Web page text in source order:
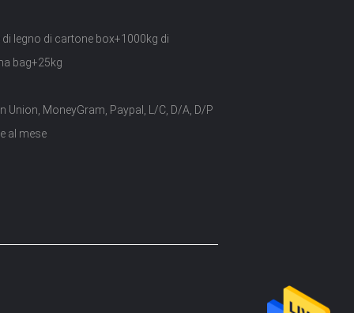
legno di cartone box+1000kg di
bag+25kg
Union, MoneyGram, Paypal, L/C, D/A, D/P
al mese